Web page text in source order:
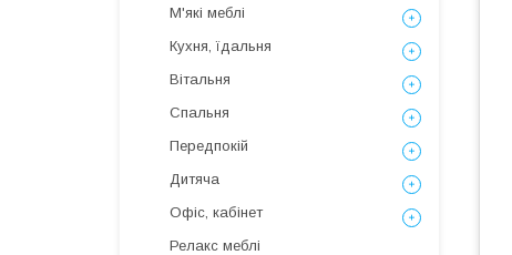
М'які меблі
Кухня, їдальня
Вітальня
Спальня
Передпокій
Дитяча
Офіс, кабінет
Релакс меблі